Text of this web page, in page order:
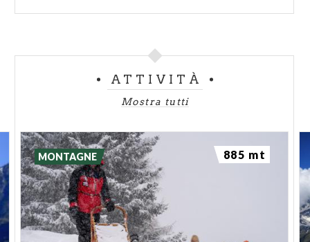
ATTIVITÀ
Mostra tutti
MONTAGNE 885 mt